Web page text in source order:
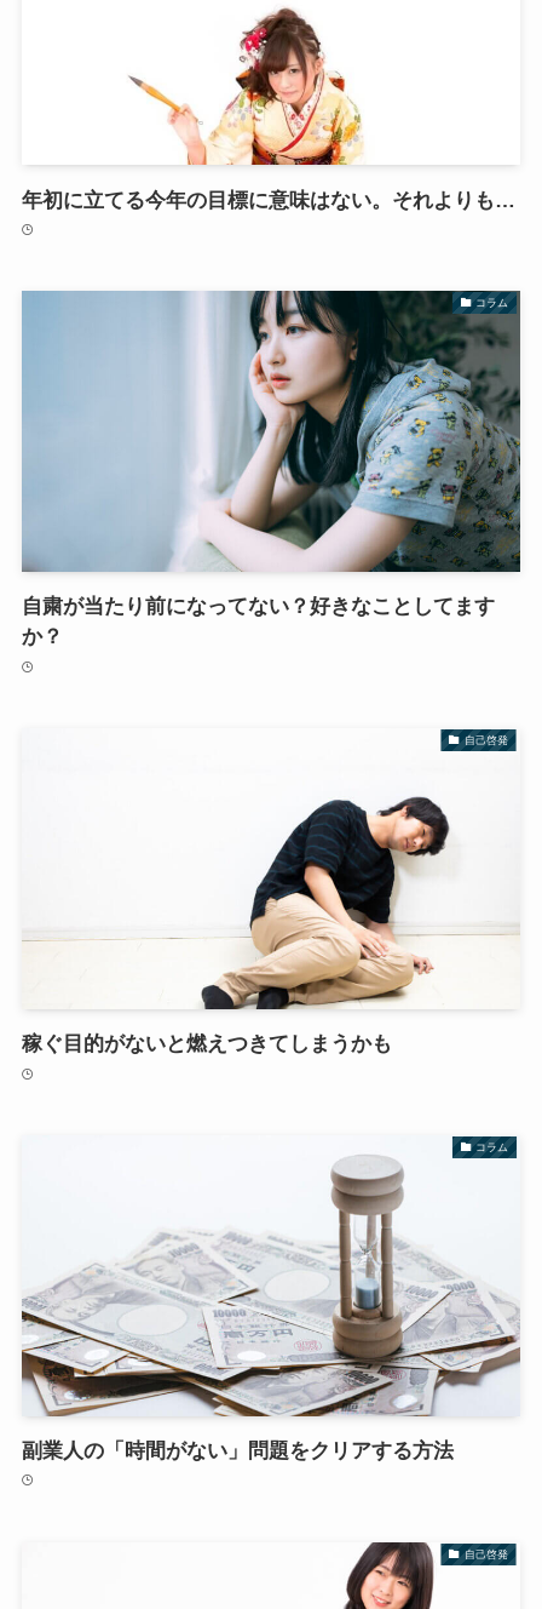
年初に立てる今年の目標に意味はない。それよりも…
コラム
自粛が当たり前になってない？好きなことしてます
か？
自己啓発
稼ぐ目的がないと燃えつきてしまうかも
コラム
副業人の「時間がない」問題をクリアする方法
自己啓発